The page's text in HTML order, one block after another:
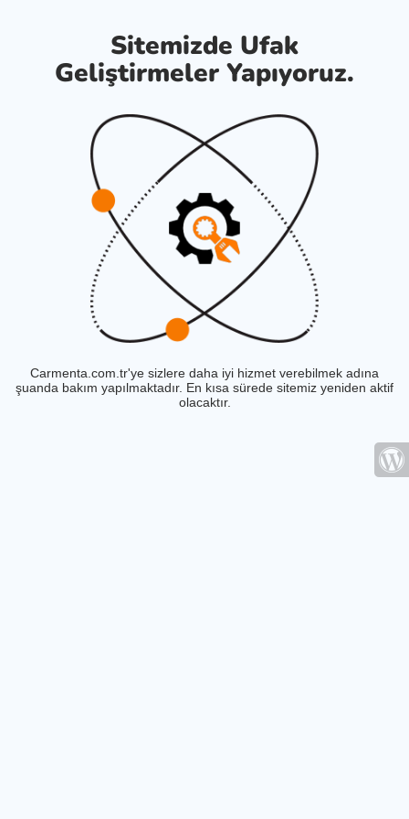
Sitemizde Ufak
Geliştirmeler Yapıyoruz.
Carmenta.com.tr'ye sizlere daha iyi hizmet verebilmek adına
şuanda bakım yapılmaktadır. En kısa sürede sitemiz yeniden aktif
olacaktır.